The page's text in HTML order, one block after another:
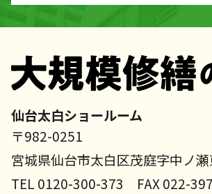
仙台太白ショールーム
〒982-0251
宮城県仙台市太白区茂庭字中ノ
TEL 0120-300-373 FAX 022-